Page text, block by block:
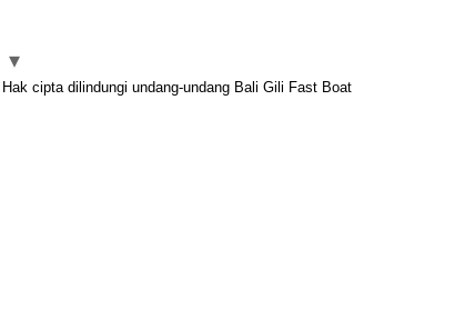
Hak cipta dilindungi undang-undang Bali Gili Fast Boat